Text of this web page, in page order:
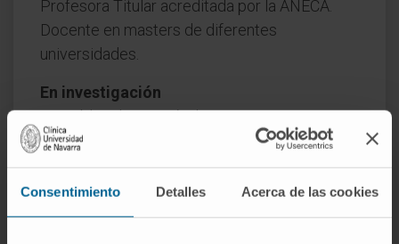
Consentimiento Detalles Acerca de las cookies
Profesora Titular acreditada por la ANECA.
Docente en masters de diferentes
universidades.
En investigación
Ha publicado 47 artículos en revistas
científicas nacionales e internacionales, 16
capítulos de libros, 2 libros, 15 documentos
con ISBN.